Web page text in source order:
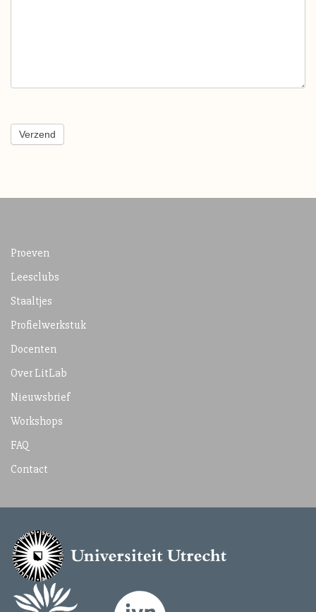
Verzend
Proeven
Leesclubs
Staaltjes
Profielwerkstuk
Docenten
Over LitLab
Nieuwsbrief
Workshops
FAQ
Contact